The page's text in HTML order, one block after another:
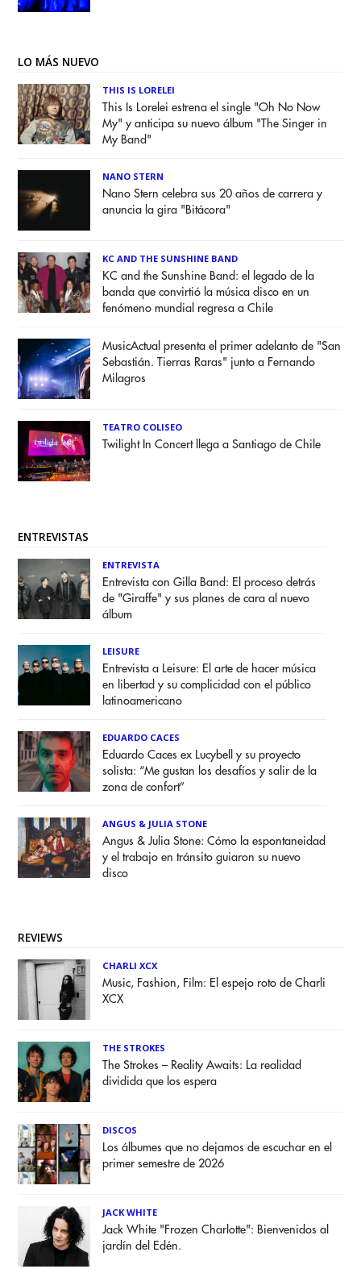
LO MÁS NUEVO
THIS IS LORELEI
This Is Lorelei estrena el single "Oh No Now
My" y anticipa su nuevo álbum "The Singer in
My Band"
NANO STERN
Nano Stern celebra sus 20 años de carrera y
anuncia la gira "Bitácora"
KC AND THE SUNSHINE BAND
KC and the Sunshine Band: el legado de la
banda que convirtió la música disco en un
fenómeno mundial regresa a Chile
MusicActual presenta el primer adelanto de "San
Sebastián. Tierras Raras" junto a Fernando
Milagros
TEATRO COLISEO
Twilight In Concert llega a Santiago de Chile
ENTREVISTAS
ENTREVISTA
Entrevista con Gilla Band: El proceso detrás
de "Giraffe" y sus planes de cara al nuevo
álbum
LEISURE
Entrevista a Leisure: El arte de hacer música
en libertad y su complicidad con el público
latinoamericano
EDUARDO CACES
Eduardo Caces ex Lucybell y su proyecto
solista: “Me gustan los desafíos y salir de la
zona de confort”
ANGUS & JULIA STONE
Angus & Julia Stone: Cómo la espontaneidad
y el trabajo en tránsito guiaron su nuevo
disco
REVIEWS
CHARLI XCX
Music, Fashion, Film: El espejo roto de Charli
XCX
THE STROKES
The Strokes – Reality Awaits: La realidad
dividida que los espera
DISCOS
Los álbumes que no dejamos de escuchar en el
primer semestre de 2026
JACK WHITE
Jack White "Frozen Charlotte": Bienvenidos al
jardín del Edén.